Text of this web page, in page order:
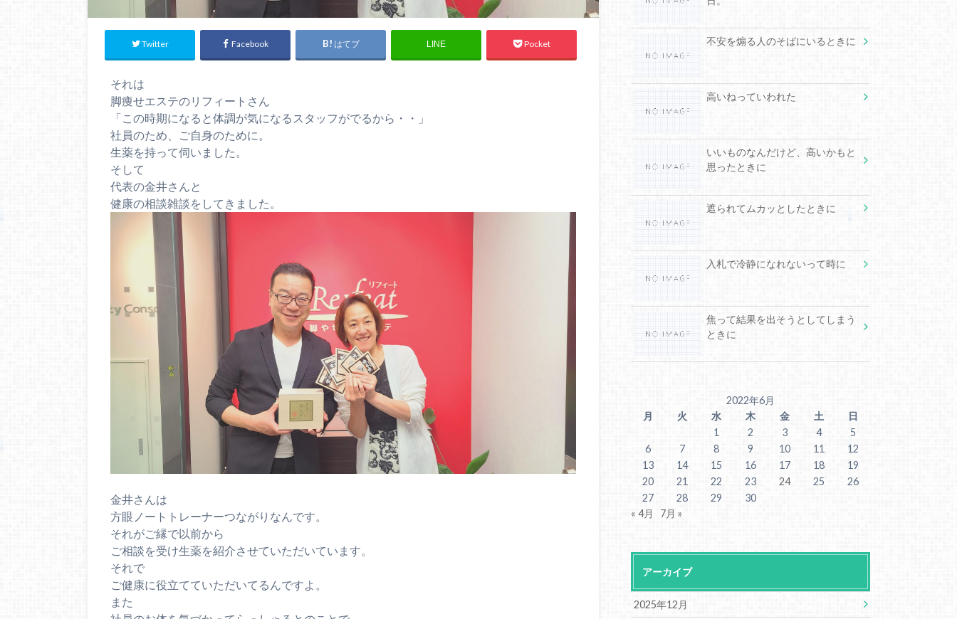
Twitter Facebook はてブ LINE Pocket
それは
脚痩せエステのリフィートさん
「この時期になると体調が気になるスタッフがでるから・・」
社員のため、ご自身のために。
生薬を持って伺いました。
そして
代表の金井さんと
健康の相談雑談をしてきました。
金井さんは
方眼ノートトレーナーつながりなんです。
それがご縁で以前から
ご相談を受け生薬を紹介させていただいています。
それで
ご健康に役立てていただいてるんですよ。
また
不安を煽る人のそばにいるときに
高いねっていわれた
いいものなんだけど、高いかもと
思ったときに
遮られてムカッとしたときに
入札で冷静になれないって時に
焦って結果を出そうとしてしまう
ときに
2022年6月
月
火 水 木 金 土
日
1
2 3 4
5
6
7 8 9 10 11
12
13
14 15 16 17 18
19
20
21 22 23 24 25
26
27
28 29
30
« 4月
7月 »
アーカイブ
2025年12月